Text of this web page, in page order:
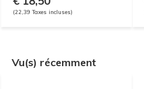
(22,39 Taxes incluses)
Vu(s) récemment